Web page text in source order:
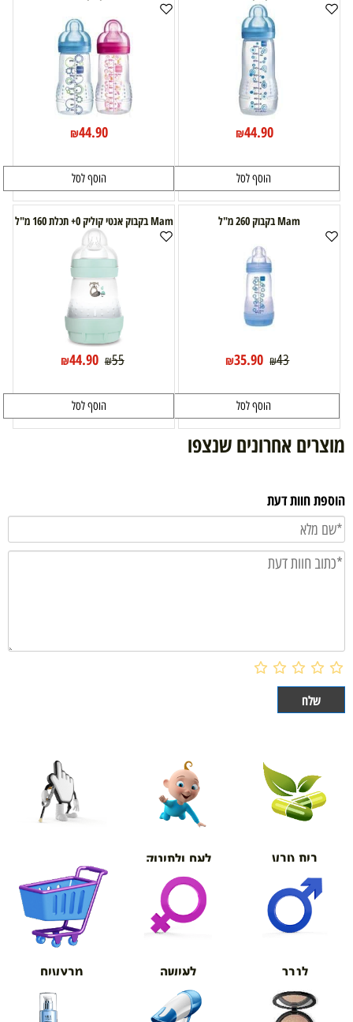
₪44.90
הוסף לסל
₪44.90
הוסף לסל
Mam בקבוק 260 מ"ל
₪43
₪35.90
הוסף לסל
Mam בקבוק אנטי קוליק 0+ תכלת 160 מ"ל
₪55
₪44.90
הוסף לסל
מוצרים אחרונים שנצפו
הוספת חוות דעת
בית טבע לאם ולתינוק
אורטופדיה
לגבר לאישה מבצעים